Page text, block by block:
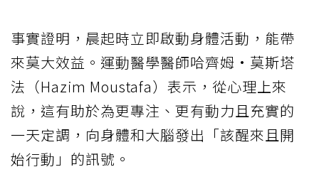
事實證明，晨起時立即啟動身體活動，能帶
來莫大效益。運動醫學醫師哈齊姆·莫斯塔
法（Hazim Moustafa）表示，從心理上來
說，這有助於為更專注、更有動力且充實的
一天定調，向身體和大腦發出「該醒來且開
始行動」的訊號。